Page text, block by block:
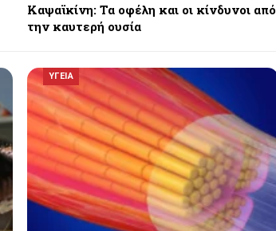
Καψαϊκίνη: Τα οφέλη και οι κίνδυνοι από
την καυτερή ουσία
ΥΓΕΙΑ